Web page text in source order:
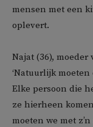
mensen met een
oplevert.
Najat (36),
‘Natuurlijk
Elke persoon die
ze hierheen
moeten we met